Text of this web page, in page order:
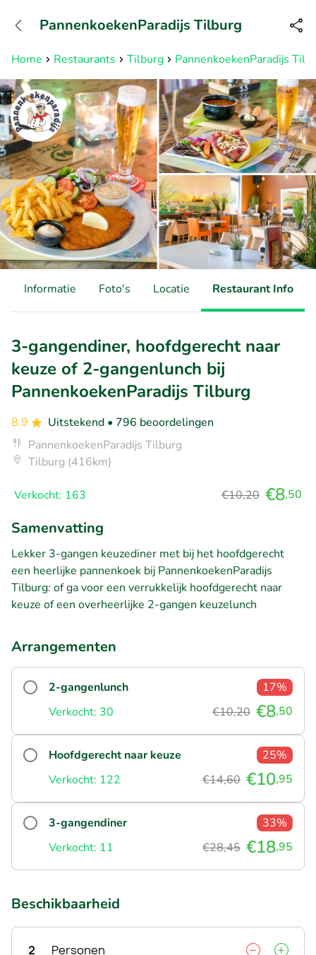
Bereikbaar tot 23:00 uur
Home Restaurants Tilburg PannenkoekenParadijs
PannenkoekenParadijs Tilburg
Informatie Foto's Locatie Restaurant Info
3-gangendiner, hoofdgerecht naar
keuze of 2-gangenlunch bij
PannenkoekenParadijs Tilburg
8.9 Uitstekend • 796 beoordelingen
PannenkoekenParadijs Tilburg
Tilburg (416km)
Verkocht: 163 €10,20 €8,50
Samenvatting
Lekker 3-gangen keuzediner met bij het hoofdgerecht
een heerlijke pannenkoek bij PannenkoekenParadijs
Tilburg: of ga voor een verrukkelijk hoofdgerecht naar
keuze of een overheerlijke 2-gangen keuzelunch
Arrangementen
2-gangenlunch
17%
Verkocht: 30
€10,20 €8,50
Hoofdgerecht naar keuze
25%
Verkocht: 122
€14,60 €10,95
3-gangendiner
33%
Verkocht: 11
€28,45 €18,95
Beschikbaarheid
2 Personen